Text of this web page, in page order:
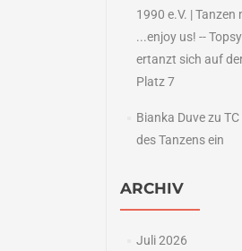
1990 e.V. | Tanzen
...enjoy us! --
ertanzt sich auf
Platz 7
Bianka Duvezu TC
des Tanzens ein
ARCHIV
Juli 2026